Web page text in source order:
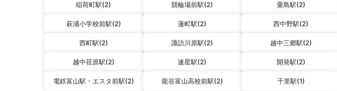
稲荷町駅(2) 競輪場前駅(2) 粟島駅(2)
萩浦小学校前駅(2) 蓮町駅(2) 西中野駅(2)
西町駅(2) 諏訪川原駅(2) 越中三郷駅(2)
越中荏原駅(2) 速星駅(2) 開発駅(2)
電鉄富山駅・エスタ前駅(2) 龍谷富山高校前駅(2) 千里駅(1)